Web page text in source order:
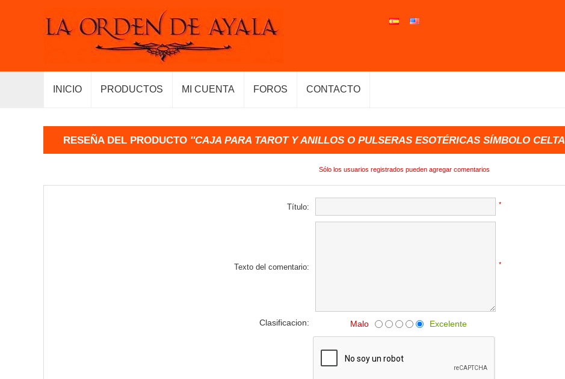
INICIO PRODUCTOS MI CUENTA FOROS CONTACTO
RESEÑA DEL PRODUCTO CAJA PARA TAROT Y ANILLOS O PULSERAS ESOTÉRICAS SÍMBOLO CELTA
Sólo los usuarios registrados pueden agregar comentarios
Título: *
Texto del comentario: *
Clasificacion: Malo Excelente